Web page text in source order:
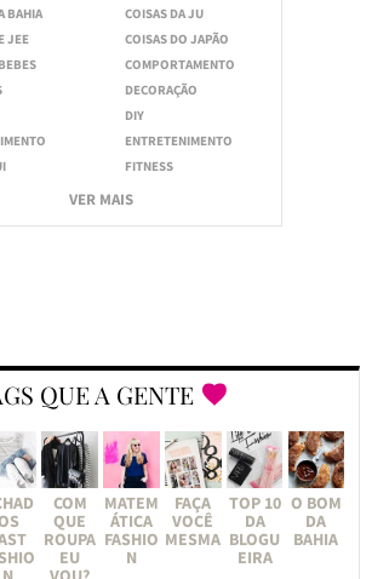
BAHIA
COISAS DA JU
JEE
COISAS DO JAPÃO
COMPORTAMENTO
DECORAÇÃO
DIY
ENTRETENIMENTO
FITNESS
VER MAIS
QUE A GENTE
COM
QUE
ROUPA
EU
MATEM
ÁTICA
FASHIO
N
FAÇA
VOCÊ
MESMA
TOP 10
DA
BLOGU
EIRA
O BOM
DA
BAHIA